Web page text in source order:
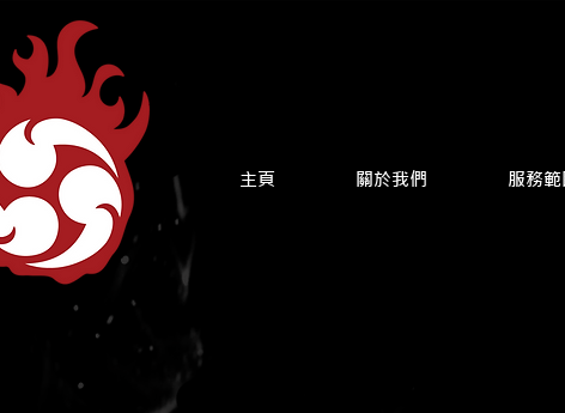
主頁 關於我們 服務範